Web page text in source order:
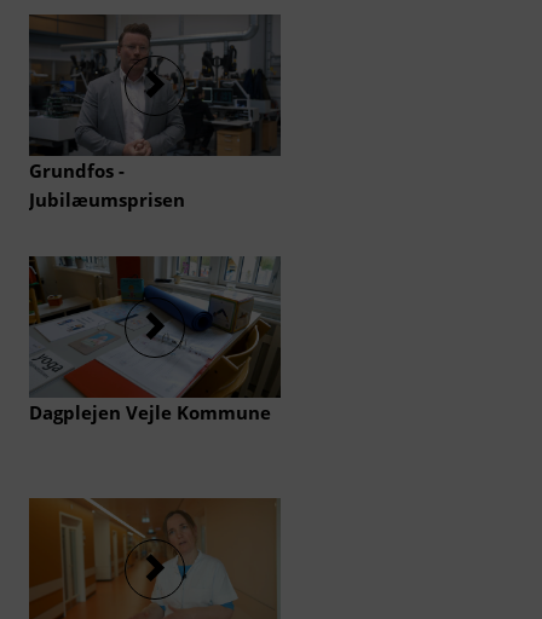
i
d
e
n
Grundfos -
Jubilæumsprisen
Dagplejen Vejle Kommune